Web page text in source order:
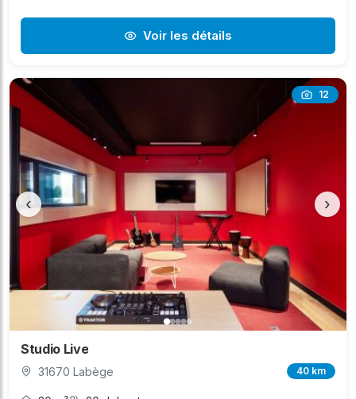
Voir les détails
12
‹ ›
Studio Live
31670 Labège 40 km